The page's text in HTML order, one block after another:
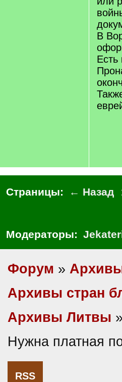
В
Страницы: ← Назад
Модераторы:
Форум »
Архивы стран
Архивы Литвы »
Нужна платная
RSS